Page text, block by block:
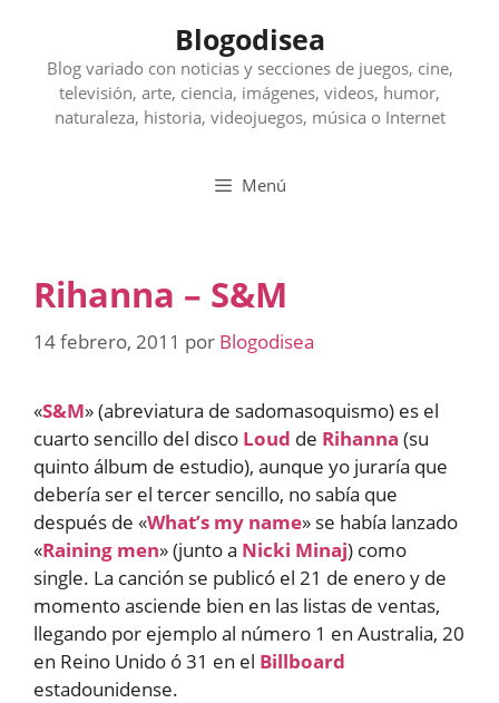
contenido
Blogodisea
Blog variado con noticias y secciones de juegos, cine,
televisión, arte, ciencia, imágenes, videos, humor,
naturaleza, historia, videojuegos, música o Internet
Menú
Rihanna – S&M
14 febrero, 2011 por Blogodisea
«S&M» (abreviatura de sadomasoquismo) es el
cuarto sencillo del disco Loud de Rihanna (su
quinto álbum de estudio), aunque yo juraría que
debería ser el tercer sencillo, no sabía que
después de «What’s my name» se había lanzado
«Raining men» (junto a Nicki Minaj) como
single. La canción se publicó el 21 de enero y de
momento asciende bien en las listas de ventas,
llegando por ejemplo al número 1 en Australia, 20
en Reino Unido ó 31 en el Billboard
estadounidense.